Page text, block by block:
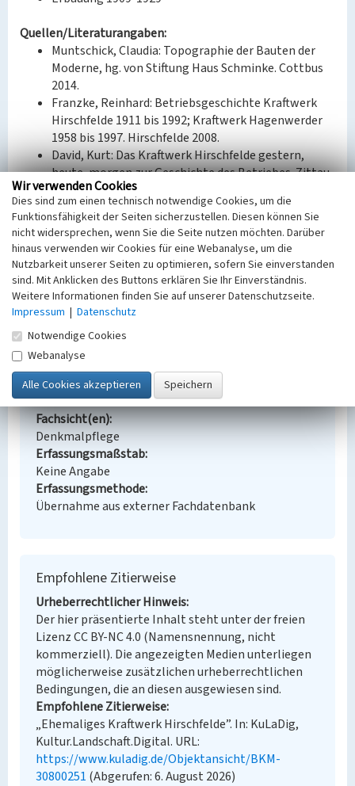
Quellen/Literaturangaben:
Muntschick, Claudia: Topographie der Bauten der
Moderne, hg. von Stiftung Haus Schminke. Cottbus
2014.
Franzke, Reinhard: Betriebsgeschichte Kraftwerk
Hirschfelde 1911 bis 1992; Kraftwerk Hagenwerder
1958 bis 1997. Hirschfelde 2008.
David, Kurt: Das Kraftwerk Hirschfelde gestern,
heute, morgen zur Geschichte des Betriebes. Zittau-
Görlitz 1958.
Bauherr / Auftraggeber:
--
BKM-Nummer:30800251
Ehemaliges Kraftwerk Hirschfelde
Schlagwörter
Kraftwerk
Ort
Hirschfelde
Fachsicht(en)
Denkmalpflege
Erfassungsmaßstab
Keine Angabe
Erfassungsmethode
Übernahme aus externer Fachdatenbank
Empfohlene Zitierweise
Urheberrechtlicher Hinweis
Der hier präsentierte Inhalt steht unter der freien
Lizenz CC BY-NC 4.0 (Namensnennung, nicht
kommerziell). Die angezeigten Medien unterliegen
möglicherweise zusätzlichen urheberrechtlichen
Bedingungen, die an diesen ausgewiesen sind.
Empfohlene Zitierweise
„Ehemaliges Kraftwerk Hirschfelde”. In: KuLaDig,
Kultur.Landschaft.Digital. URL:
https://www.kuladig.de/Objektansicht/BKM-
30800251 (Abgerufen: 6. August 2026)
Wir verwenden Cookies
Dies sind zum einen technisch notwendige Cookies, um die
Funktionsfähigkeit der Seiten sicherzustellen. Diesen können Sie
nicht widersprechen, wenn Sie die Seite nutzen möchten. Darüber
hinaus verwenden wir Cookies für eine Webanalyse, um die
Nutzbarkeit unserer Seiten zu optimieren, sofern Sie einverstanden
sind. Mit Anklicken des Buttons erklären Sie Ihr Einverständnis.
Weitere Informationen finden Sie auf unserer Datenschutzseite.
Impressum | Datenschutz
Notwendige Cookies
Webanalyse